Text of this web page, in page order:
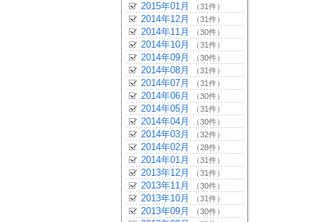
2015年01月 （31件）
2014年12月 （31件）
2014年11月 （30件）
2014年10月 （31件）
2014年09月 （30件）
2014年08月 （31件）
2014年07月 （31件）
2014年06月 （30件）
2014年05月 （31件）
2014年04月 （30件）
2014年03月 （32件）
2014年02月 （28件）
2014年01月 （31件）
2013年12月 （31件）
2013年11月 （30件）
2013年10月 （31件）
2013年09月 （30件）